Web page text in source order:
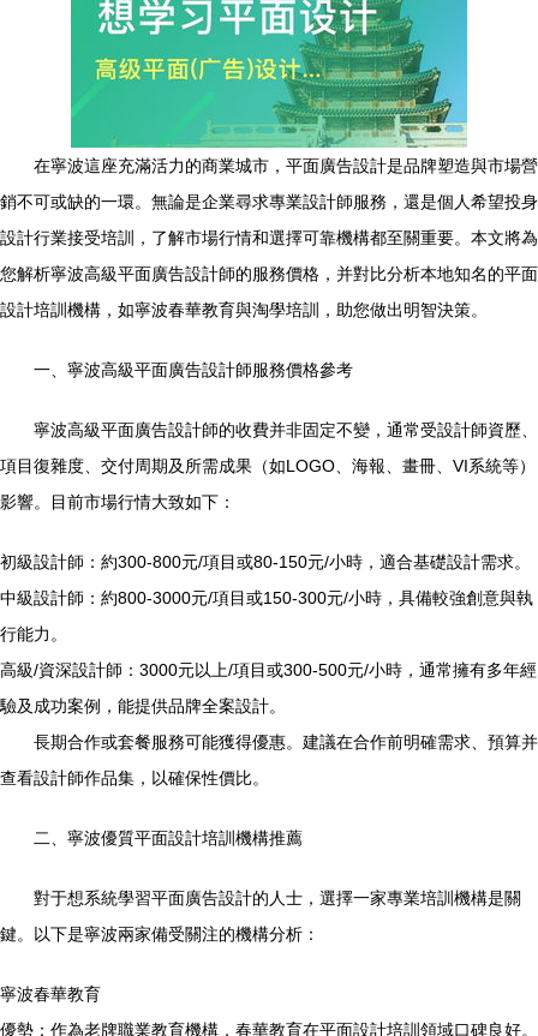
在寧波這座充滿活力的商業城市，平面廣告設計是品牌塑造與市場營
銷不可或缺的一環。無論是企業尋求專業設計師服務，還是個人希望投身
設計行業接受培訓，了解市場行情和選擇可靠機構都至關重要。本文將為
您解析寧波高級平面廣告設計師的服務價格，并對比分析本地知名的平面
設計培訓機構，如寧波春華教育與淘學培訓，助您做出明智決策。
一、寧波高級平面廣告設計師服務價格參考
寧波高級平面廣告設計師的收費并非固定不變，通常受設計師資歷、
項目復雜度、交付周期及所需成果（如LOGO、海報、畫冊、VI系統等）
影響。目前市場行情大致如下：
初級設計師：約300-800元/項目或80-150元/小時，適合基礎設計需求。
中級設計師：約800-3000元/項目或150-300元/小時，具備較強創意與執
行能力。
高級/資深設計師：3000元以上/項目或300-500元/小時，通常擁有多年經
驗及成功案例，能提供品牌全案設計。
長期合作或套餐服務可能獲得優惠。建議在合作前明確需求、預算并
查看設計師作品集，以確保性價比。
二、寧波優質平面設計培訓機構推薦
對于想系統學習平面廣告設計的人士，選擇一家專業培訓機構是關
鍵。以下是寧波兩家備受關注的機構分析：
寧波春華教育
優勢：作為老牌職業教育機構，春華教育在平面設計培訓領域口碑良好。